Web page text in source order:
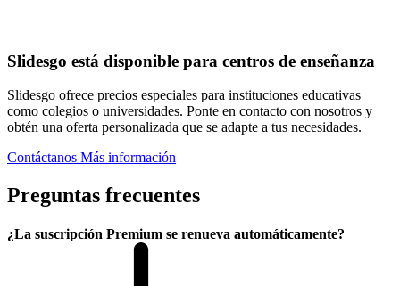
Slidesgo está disponible para centros de enseñanza
Slidesgo ofrece precios especiales para instituciones educativas
como colegios o universidades. Ponte en contacto con nosotros y
obtén una oferta personalizada que se adapte a tus necesidades.
Contáctanos Más información
Preguntas frecuentes
¿La suscripción Premium se renueva automáticamente?